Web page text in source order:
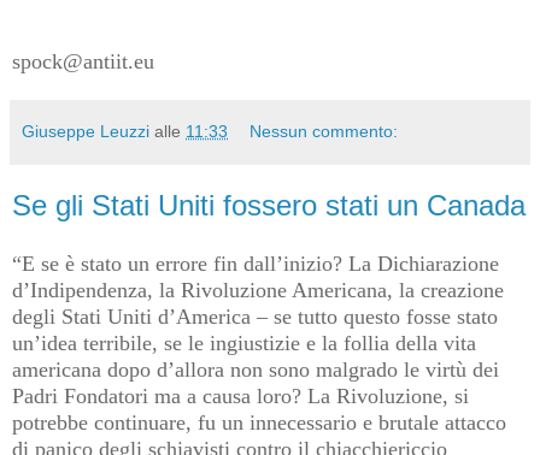
spock@antiit.eu
Giuseppe Leuzzi alle 11:33 Nessun commento:
Se gli Stati Uniti fossero stati un Canada
“E se è stato un errore fin dall’inizio? La Dichiarazione
d’Indipendenza, la Rivoluzione Americana, la creazione
degli Stati Uniti d’America – se tutto questo fosse stato
un’idea terribile, se le ingiustizie e la follia della vita
americana dopo d’allora non sono malgrado le virtù dei
Padri Fondatori ma a causa loro? La Rivoluzione, si
potrebbe continuare, fu un innecessario e brutale attacco
di panico degli schiavisti contro il chiacchiericcio